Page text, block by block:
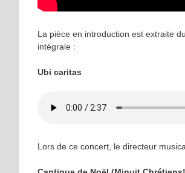
La pièce en introduction est extraite
intégrale :
Ubi caritas
Lors de ce concert, le directeur